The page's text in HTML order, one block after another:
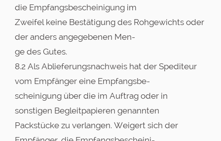
die Empfangsbescheinigung im
Zweifel keine Bestätigung des Rohgewichts oder
der anders angegebenen Men-
ge des Gutes.
8.2 Als Ablieferungsnachweis hat der Spediteur
vom Empfänger eine Empfangsbe-
scheinigung über die im Auftrag oder in
sonstigen Begleitpapieren genannten
Packstücke zu verlangen. Weigert sich der